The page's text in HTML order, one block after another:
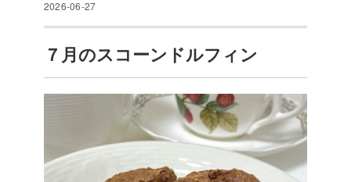
2026-06-27
７月のスコーンドルフィン